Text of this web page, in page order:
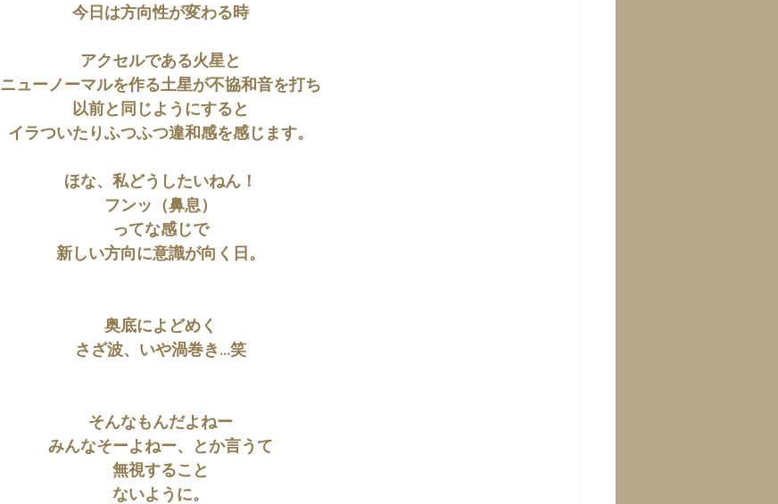
今日は方向性が変わる時
アクセルである火星と
ニューノーマルを作る土星が不協和音を打ち
以前と同じようにすると
イラついたりふつふつ違和感を感じます。
ほな、私どうしたいねん！
フンッ（鼻息）
ってな感じで
新しい方向に意識が向く日。
奥底によどめく
さざ波、いや渦巻き…笑
そんなもんだよねー
みんなそーよねー、とか言うて
無視すること
ないように。